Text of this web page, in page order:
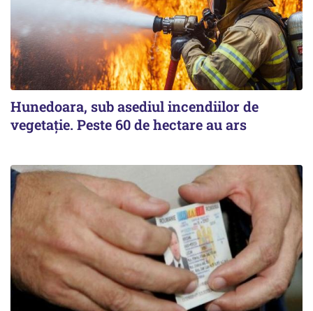
Hunedoara, sub asediul incendiilor de
vegetație. Peste 60 de hectare au ars